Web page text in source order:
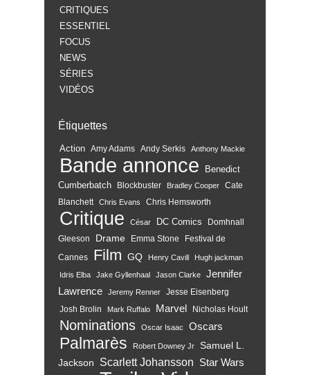
CRITIQUES
ESSENTIEL
FOCUS
NEWS
SÉRIES
VIDÉOS
Étiquettes
Action Amy Adams Andy Serkis Anthony Mackie
Bande annonce
Benedict
Cumberbatch
Blockbuster Bradley Cooper
Cate
Blanchett
Chris Evans Chris Hemsworth
Critique César DC Comics
Domhnall
Gleeson
Drame Emma Stone
Festival de
Cannes
Film GQ Henry Cavill Hugh jackman
Idris Elba Jake Gyllenhaal Jason Clarke
Jennifer
Lawrence
Jeremy Renner
Jesse Eisenberg
Josh Brolin
Mark Ruffalo Marvel Nicholas Hoult
Nominations Oscar Isaac Oscars
Palmarès Robert Downey Jr
Samuel L.
Jackson
Scarlett Johansson Star Wars